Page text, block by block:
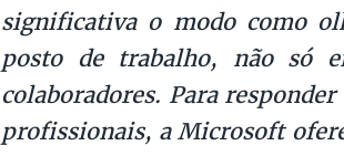
significativa o modo como
posto de trabalho, não só
colaboradores. Para
profissionais, a Microsoft